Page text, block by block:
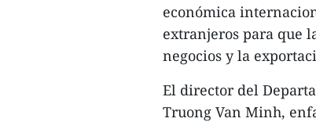
económica
extranjeros para que
negocios y la
El director del
Truong Van Minh,